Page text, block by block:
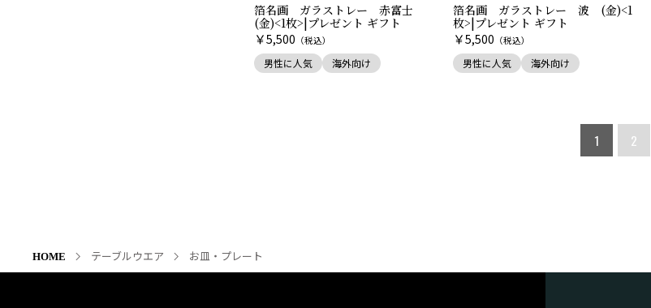
箔名画 ガラストレー 赤富士
(金)<1枚>|プレゼント ギフト
￥5,500 （税込）
男性に人気 海外向け
箔名画 ガラストレー 波 (金)<1
枚>|プレゼント ギフト
￥5,500 （税込）
男性に人気 海外向け
1 2
HOME テーブルウエア お皿・プレート